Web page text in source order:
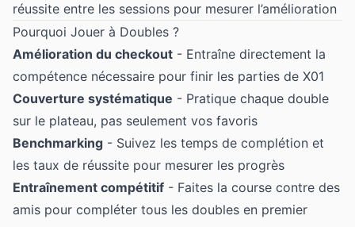
réussite entre les sessions pour mesurer l’amélioration
Pourquoi Jouer à Doubles ?
Amélioration du checkout - Entraîne directement la
compétence nécessaire pour finir les parties de X01
Couverture systématique - Pratique chaque double
sur le plateau, pas seulement vos favoris
Benchmarking - Suivez les temps de complétion et
les taux de réussite pour mesurer les progrès
Entraînement compétitif - Faites la course contre des
amis pour compléter tous les doubles en premier